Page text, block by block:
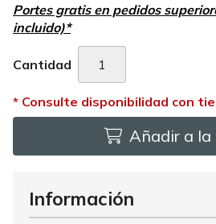
Portes gratis en pedidos
incluido)*
Cantidad
Añadir a la
Información